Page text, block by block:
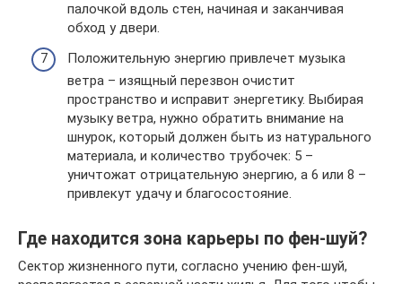
палочкой вдоль стен, начиная и заканчивая
обход у двери.
Положительную энергию привлечет музыка
ветра – изящный перезвон очистит
пространство и исправит энергетику. Выбирая
музыку ветра, нужно обратить внимание на
шнурок, который должен быть из натурального
материала, и количество трубочек: 5 –
уничтожат отрицательную энергию, а 6 или 8 –
привлекут удачу и благосостояние.
Где находится зона карьеры по фен-шуй?
Сектор жизненного пути, согласно учению фен-шуй,